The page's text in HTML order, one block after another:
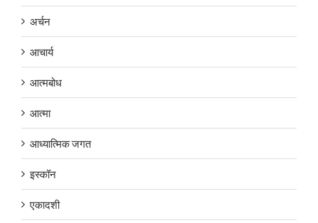
अर्चन
आचार्य
आत्मबोध
आत्मा
आध्यात्मिक जगत
इस्कॉन
एकादशी